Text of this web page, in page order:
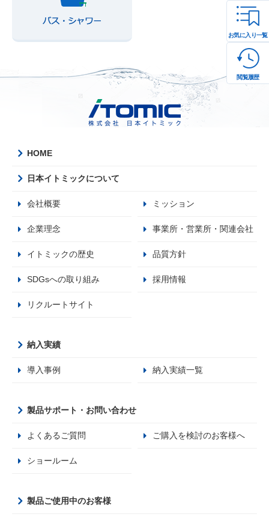
お気に入り一覧
閲覧履歴
HOME
日本イトミックについて
会社概要 ミッション
企業理念 事業所・営業所・関連会社
イトミックの歴史 品質方針
SDGsへの取り組み 採用情報
リクルートサイト
納入実績
導入事例 納入実績一覧
製品サポート・お問い合わせ
よくあるご質問 ご購入を検討のお客様へ
ショールーム
製品ご使用中のお客様